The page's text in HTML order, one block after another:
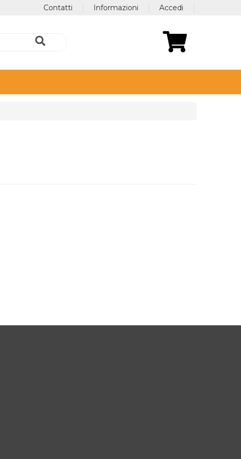
Accedi
Informazioni
Contatti